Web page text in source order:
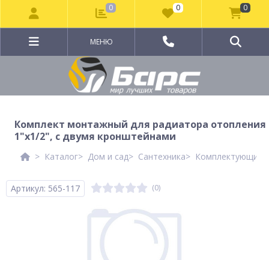
МЕНЮ
Комплект монтажный для радиатора отопления
1"x1/2", с двумя кронштейнами
Каталог Дом и сад Сантехника Комплектующие
Артикул: 565-117 (0)
0 0 0